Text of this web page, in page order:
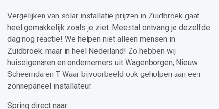
Vergelijken van solar installatie prijzen in Zuidbroek gaat
heel gemakkelijk zoals je ziet. Meestal ontvang je dezelfde
dag nog reactie! We helpen niet alleen mensen in
Zuidbroek, maar in heel Nederland! Zo hebben wij
huiseigenaren en ondernemers uit Wagenborgen, Nieuw
Scheemda en T Waar bijvoorbeeld ook geholpen aan een
zonnepaneel installateur.
Spring direct naar: